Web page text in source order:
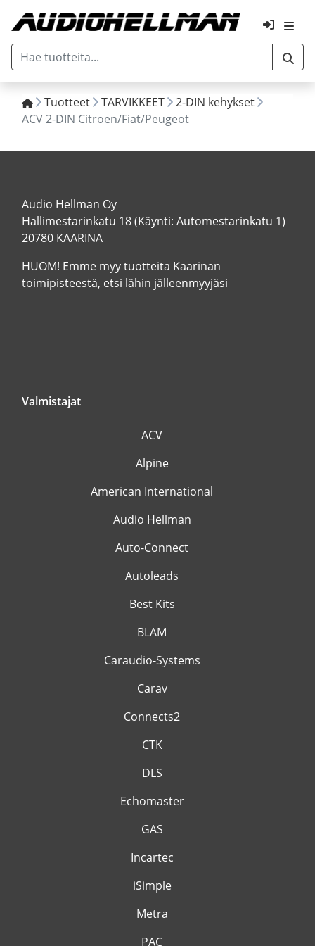
Tuotteet TARVIKKEET
2-DIN kehykset
ACV 2-DIN Citroen/Fiat/Peugeot
Audio Hellman Oy
Hallimestarinkatu 18 (Käynti: Automestarinkatu 1)
20780 KAARINA
HUOM! Emme myy tuotteita Kaarinan
toimipisteestä, etsi lähin jälleenmyyjäsi
Valmistajat
ACV
Alpine
American International
Audio Hellman
Auto-Connect
Autoleads
Best Kits
BLAM
Caraudio-Systems
Carav
Connects2
CTK
DLS
Echomaster
GAS
Incartec
iSimple
Metra
PAC